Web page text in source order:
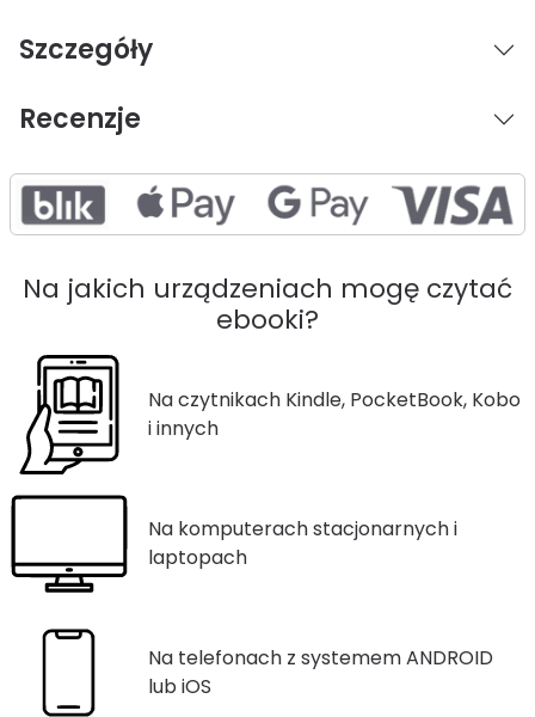
Szczegóły
Recenzje
Na jakich urządzeniach mogę czytać
ebooki?
Na czytnikach Kindle, PocketBook, Kobo
i innych
Na komputerach stacjonarnych i
laptopach
Na telefonach z systemem ANDROID
lub iOS